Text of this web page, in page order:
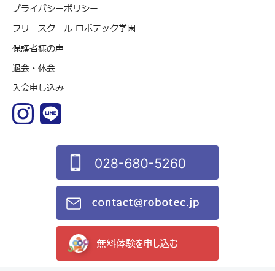
プライバシーポリシー
フリースクール ロボテック学園
保護者様の声
退会・休会
入会申し込み